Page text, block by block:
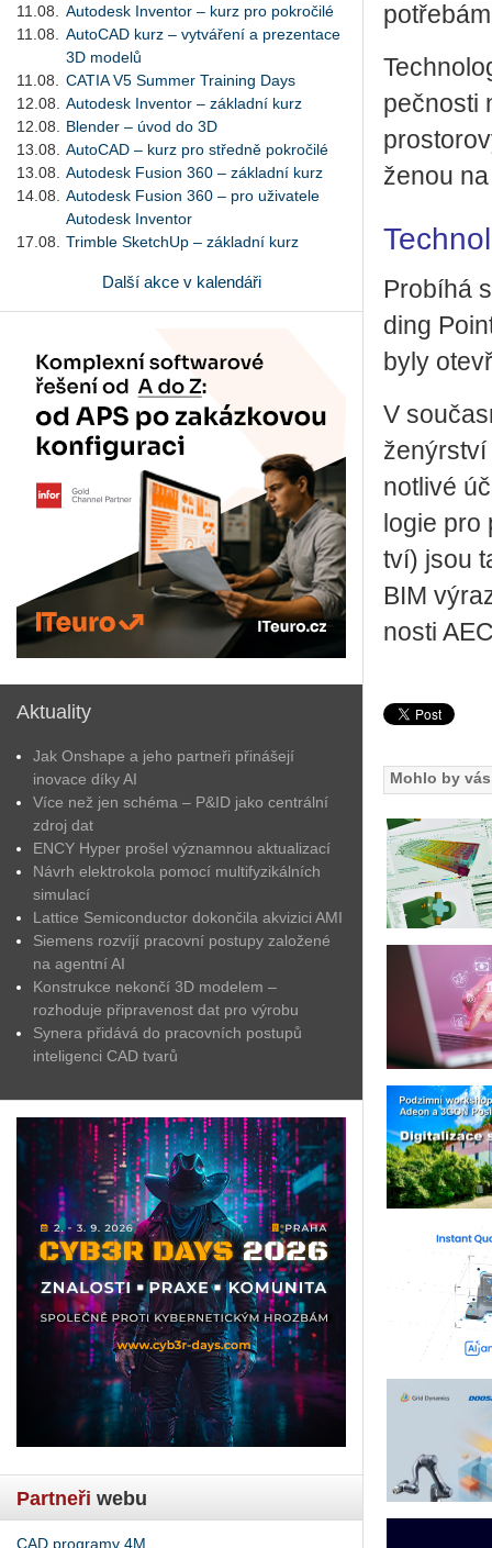
11.08.
Autodesk Inventor – kurz pro pokročilé
11.08.
AutoCAD kurz – vytváření a prezentace
3D modelů
11.08.
CATIA V5 Summer Training Days
12.08.
Autodesk Inventor – základní kurz
12.08.
Blender – úvod do 3D
13.08.
AutoCAD – kurz pro středně pokročilé
13.08.
Autodesk Fusion 360 – základní kurz
14.08.
Autodesk Fusion 360 – pro uživatele
Autodesk Inventor
17.08.
Trimble SketchUp – základní kurz
Další akce v kalendáři
Aktuality
Jak Onshape a jeho partneři přinášejí
inovace díky AI
Více než jen schéma – P&ID jako centrální
zdroj dat
ENCY Hyper prošel významnou aktualizací
Návrh elektrokola pomocí multifyzikálních
simulací
Lattice Semiconductor dokončila akvizici AMI
Siemens rozvíjí pracovní postupy založené
na agentní AI
Konstrukce nekončí 3D modelem –
rozhoduje připravenost dat pro výrobu
Synera přidává do pracovních postupů
inteligenci CAD tvarů
Partneři webu
CAD programy 4M
peč­nos­ti
že­nou
Pro­bí­há
ding
byly
V
not­li­vé
lo­gie
tví) jsou
BIM
nos­ti
Mohlo by